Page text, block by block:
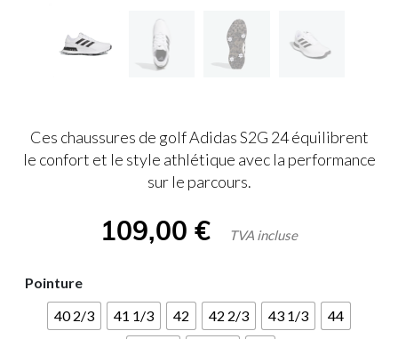
Ces chaussures de golf Adidas S2G 24 équilibrent
le confort et le style athlétique avec la performance
sur le parcours.
109,00 € TVA incluse
Pointure
40 2/3
41 1/3 42 42 2/3 43 1/3
44